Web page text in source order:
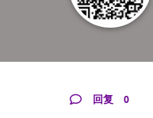
回复 0